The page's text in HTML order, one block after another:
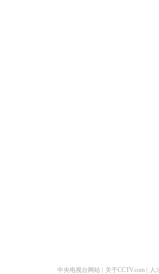
中央电视台网站 关于CCTV.com 人